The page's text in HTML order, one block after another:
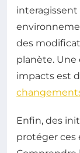
interagissent
des
planète. Une
impacts est
Enfin, des
protéger ces